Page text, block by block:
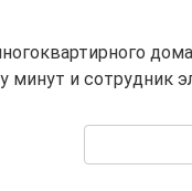
минут и сотрудник